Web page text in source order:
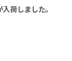
荷しました。